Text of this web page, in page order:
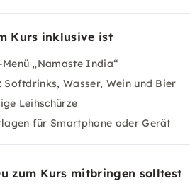
Kurs inklusive ist
Menü „Namaste India“
Softdrinks, Wasser, Wein und Bier
Leihschürze
für Smartphone oder Gerät
zum Kurs mitbringen solltest